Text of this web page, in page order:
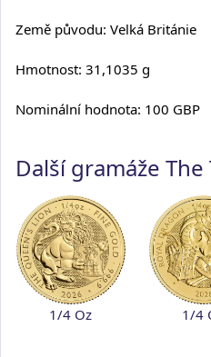
Země původu: Velká Británie
Hmotnost: 31,1035 g
Nominální hodnota: 100 GBP
Další gramáže
1/4 Oz 1/4